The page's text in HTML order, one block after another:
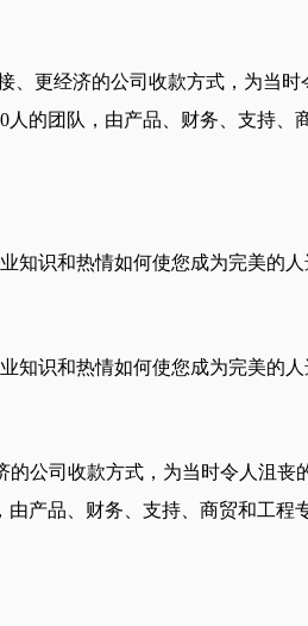
更经济的公司收款方式，为当
人的团队，由产品、财务、支持
识和热情如何使您成为完美的人
识和热情如何使您成为完美的人
公司收款方式，为当时令人沮丧
产品、财务、支持、商贸和工